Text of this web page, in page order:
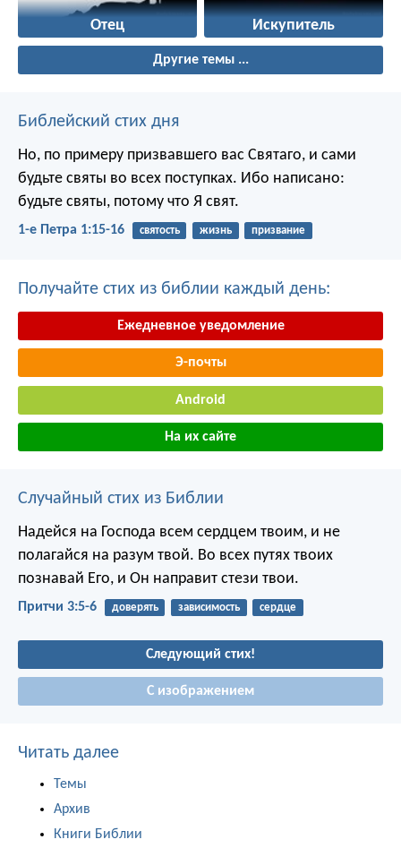
Отец Искупитель
Другие темы ...
Библейский стих дня
Но, по примеру призвавшего вас Святаго, и сами
будьте святы во всех поступках. Ибо написано:
будьте святы, потому что Я свят.
1-е Петра 1:15-16 святость жизнь призвание
Получайте стих из библии каждый день:
Ежедневное уведомление
Э-почты
Android
На их сайте
Случайный стих из Библии
Надейся на Господа всем сердцем твоим, и не
полагайся на разум твой. Во всех путях твоих
познавай Его, и Он направит стези твои.
Притчи 3:5-6 доверять зависимость сердце
Следующий стих!
С изображением
Читать далее
Темы
Архив
Книги Библии